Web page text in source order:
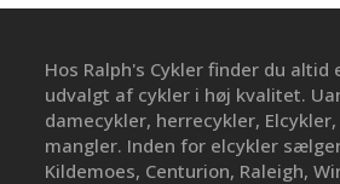
Hos Ralph's Cykler finder du
udvalgt af cykler i høj kvalitet.
damecykler, herrecykler,
mangler. Inden for elcykler
Kildemoes, Centurion, Raleigh,